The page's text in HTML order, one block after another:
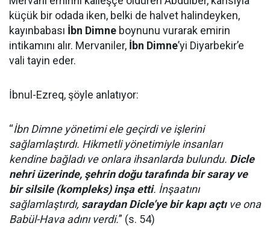
küçük bir odada iken, belki de halvet halindeyken,
kayınbabası İbn Dimne boynunu vurarak emirin
intikamını alır. Mervaniler, İbn Dimne’yi Diyarbekir’e
vali tayin eder.
İbnul-Ezreq, şöyle anlatıyor:
“İbn Dimne yönetimi ele geçirdi ve işlerini
sağlamlaştırdı. Hikmetli yönetimiyle insanları
kendine bağladı ve onlara ihsanlarda bulundu. Dicle
nehri üzerinde, şehrin doğu tarafında bir saray ve
bir silsile (kompleks) inşa etti. İnşaatını
sağlamlaştırdı, saraydan Dicle’ye bir kapı açtıve ona
Babül-Hava adını verdi.” (s. 54)